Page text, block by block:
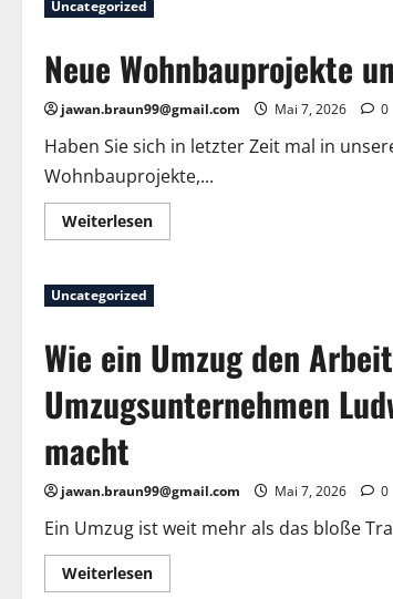
es
an?
Uncategorized
Neue Wohnbauprojekte
jawan.braun99@gmail.com Mai 7, 2026 0
Haben Sie sich in letzter Zeit mal in
Wohnbauprojekte,...
WeiterlesenMehr
Informationen
Wohnbauprojekte
ihre
auf
Umsiedlungen
Uncategorized
Wie ein Umzug den
Umzugsunternehmen
macht
jawan.braun99@gmail.com Mai 7, 2026 0
Ein Umzug ist weit mehr als das bloße
WeiterlesenMehr
Informationen